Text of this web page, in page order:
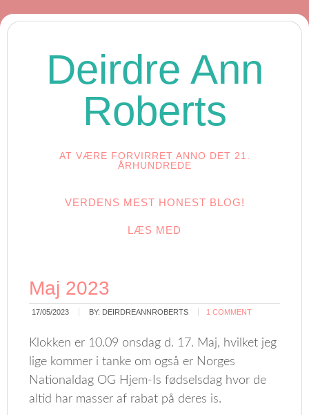
Deirdre Ann
Roberts
AT VÆRE FORVIRRET ANNO DET 21.
ÅRHUNDREDE
VERDENS MEST HONEST BLOG!
LÆS MED
Maj 2023
17/05/2023 BY: DEIRDREANNROBERTS 1 COMMENT
Klokken er 10.09 onsdag d. 17. Maj, hvilket jeg
lige kommer i tanke om også er Norges
Nationaldag OG Hjem-Is fødselsdag hvor de
altid har masser af rabat på deres is.